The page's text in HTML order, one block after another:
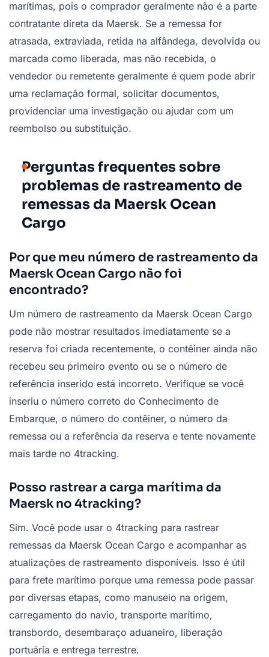
marítimas, pois o comprador geralmente não é a parte
contratante direta da Maersk. Se a remessa for
atrasada, extraviada, retida na alfândega, devolvida ou
marcada como liberada, mas não recebida, o
vendedor ou remetente geralmente é quem pode abrir
uma reclamação formal, solicitar documentos,
providenciar uma investigação ou ajudar com um
reembolso ou substituição.
Perguntas frequentes sobre
problemas de rastreamento de
remessas da Maersk Ocean
Cargo
Por que meu número de rastreamento da
Maersk Ocean Cargo não foi
encontrado?
Um número de rastreamento da Maersk Ocean Cargo
pode não mostrar resultados imediatamente se a
reserva foi criada recentemente, o contêiner ainda não
recebeu seu primeiro evento ou se o número de
referência inserido está incorreto. Verifique se você
inseriu o número correto do Conhecimento de
Embarque, o número do contêiner, o número da
remessa ou a referência da reserva e tente novamente
mais tarde no 4tracking.
Posso rastrear a carga marítima da
Maersk no 4tracking?
Sim. Você pode usar o 4tracking para rastrear
remessas da Maersk Ocean Cargo e acompanhar as
atualizações de rastreamento disponíveis. Isso é útil
para frete marítimo porque uma remessa pode passar
por diversas etapas, como manuseio na origem,
carregamento do navio, transporte marítimo,
transbordo, desembaraço aduaneiro, liberação
portuária e entrega terrestre.